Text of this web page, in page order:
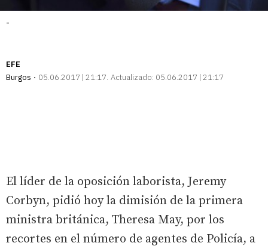
-
EFE
Burgos
05.06.2017 | 21:17 Actualizado: 05.06.2017 | 21:17
El líder de la oposición laborista, Jeremy
Corbyn, pidió hoy la dimisión de la primera
ministra británica, Theresa May, por los
recortes en el número de agentes de Policía, a